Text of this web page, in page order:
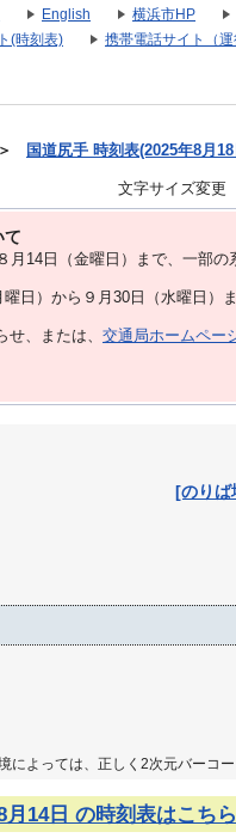
English 横浜市HP
(時刻表) 携帯電話サイト（運
国道尻手 時刻表(2025年8月
文字サイズ変更
て
14⽇（金曜日）まで、⼀部の
）から９月30日（水曜日）ま
、または、 交通局ホームペー
[のりば
によっては、正しく2次元バーコー
14日 の時刻表はこちら